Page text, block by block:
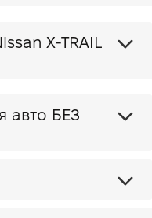
пакет КАСКО для Nissan X-TRAIL
авто БЕЗ